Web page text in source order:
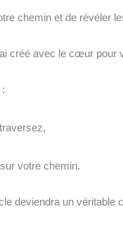
chemin et de révéler
créé avec le cœur
votre chemin.
deviendra un